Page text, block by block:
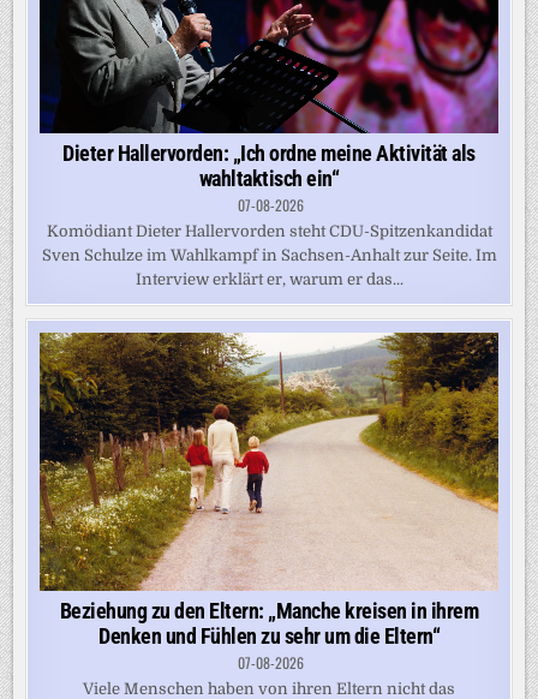
Dieter Hallervorden: „Ich ordne meine Aktivität als
wahltaktisch ein“
07-08-2026
Komödiant Dieter Hallervorden steht CDU-Spitzenkandidat
Sven Schulze im Wahlkampf in Sachsen-Anhalt zur Seite. Im
Interview erklärt er, warum er das...
Beziehung zu den Eltern: „Manche kreisen in ihrem
Denken und Fühlen zu sehr um die Eltern“
07-08-2026
Viele Menschen haben von ihren Eltern nicht das